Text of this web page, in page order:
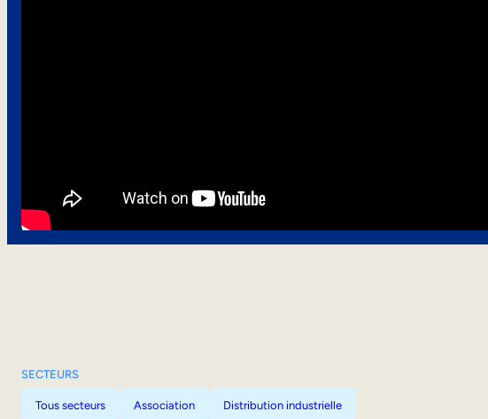
SECTEURS
Tous secteurs Association Distribution industrielle